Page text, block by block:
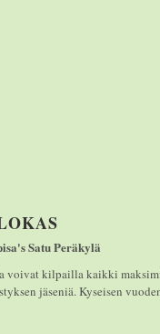
Satu Peräkylä
voivat kilpailla kaikki
jäseniä. Kyseisen